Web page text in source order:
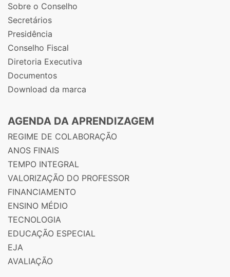
Sobre o Conselho
Secretários
Presidência
Conselho Fiscal
Diretoria Executiva
Documentos
Download da marca
AGENDA DA APRENDIZAGEM
REGIME DE COLABORAÇÃO
ANOS FINAIS
TEMPO INTEGRAL
VALORIZAÇÃO DO PROFESSOR
FINANCIAMENTO
ENSINO MÉDIO
TECNOLOGIA
EDUCAÇÃO ESPECIAL
EJA
AVALIAÇÃO